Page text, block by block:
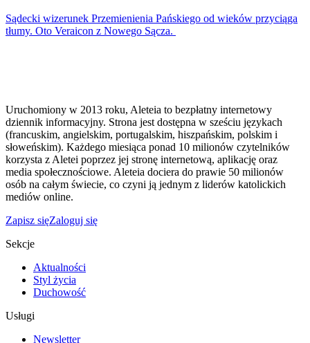
Sądecki wizerunek Przemienienia Pańskiego od wieków przyciąga
tłumy. Oto Veraicon z Nowego Sącza.
Uruchomiony w 2013 roku, Aleteia to bezpłatny internetowy
dziennik informacyjny. Strona jest dostępna w sześciu językach
(francuskim, angielskim, portugalskim, hiszpańskim, polskim i
słoweńskim). Każdego miesiąca ponad 10 milionów czytelników
korzysta z Aletei poprzez jej stronę internetową, aplikację oraz
media społecznościowe. Aleteia dociera do prawie 50 milionów
osób na całym świecie, co czyni ją jednym z liderów katolickich
mediów online.
Zapisz sięZaloguj się
Sekcje
Aktualności
Styl życia
Duchowość
Usługi
Newsletter